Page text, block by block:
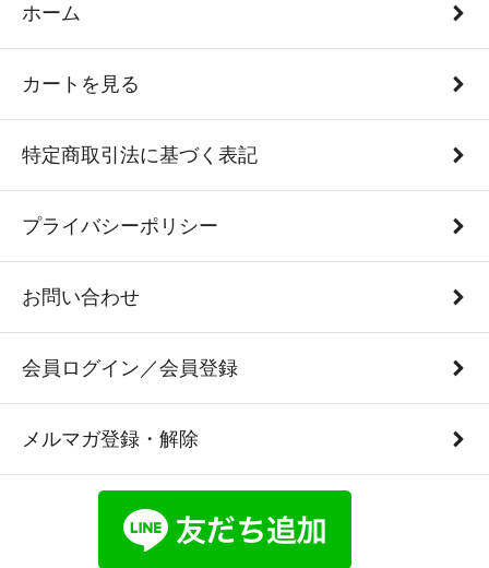
ホーム
カートを見る
特定商取引法に基づく表記
プライバシーポリシー
お問い合わせ
会員ログイン／会員登録
メルマガ登録・解除